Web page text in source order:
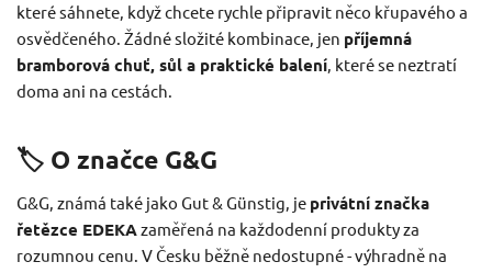
které sáhnete, když chcete rychle připravit něco křupavého a
osvědčeného. Žádné složité kombinace, jen příjemná
bramborová chuť, sůl a praktické balení, které se neztratí
doma ani na cestách.
🏷️ O značce G&G
G&G, známá také jako Gut & Günstig, je privátní značka
řetězce EDEKAzaměřená na každodenní produkty za
rozumnou cenu. V Česku běžně nedostupné - výhradně na